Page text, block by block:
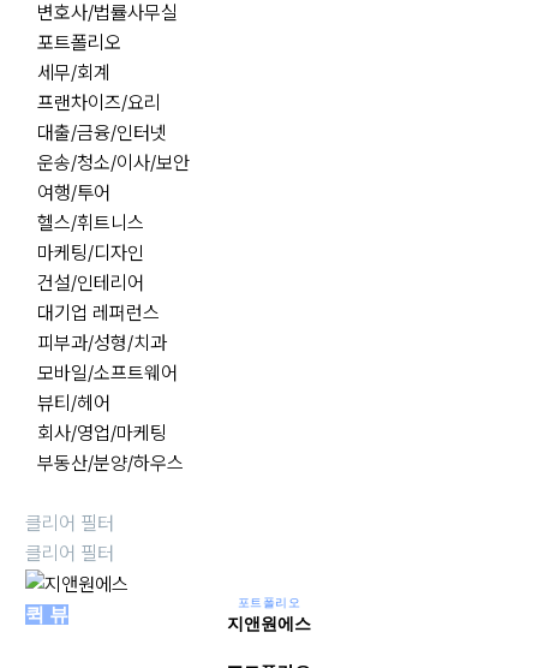
변호사/법률사무실
포트폴리오
세무/회계
프랜차이즈/요리
대출/금융/인터넷
운송/청소/이사/보안
여행/투어
헬스/휘트니스
마케팅/디자인
건설/인테리어
대기업 레퍼런스
피부과/성형/치과
모바일/소프트웨어
뷰티/헤어
회사/영업/마케팅
부동산/분양/하우스
클리어 필터
클리어 필터
퀵 뷰
포트폴리오
지앤원에스